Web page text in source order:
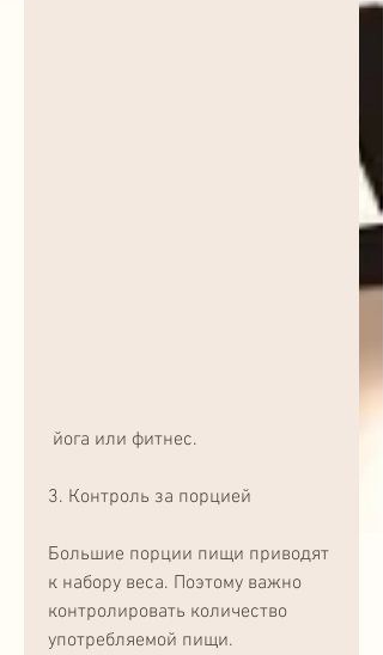
йога или фитнес.
3. Контроль за порцией
Большие порции пищи приводят
к набору веса. Поэтому важно
контролировать количество
употребляемой пищи.